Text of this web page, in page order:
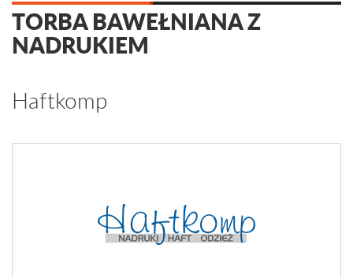
TORBA BAWEŁNIANA Z
NADRUKIEM
Haftkomp